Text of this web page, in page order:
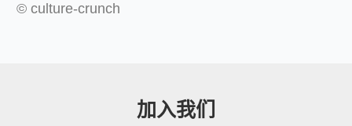
© culture-crunch
加入我们